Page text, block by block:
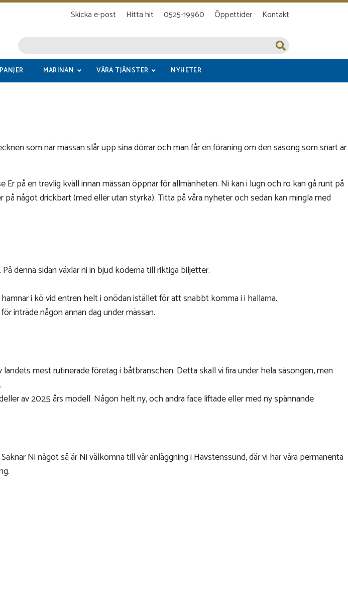
Skicka e-post Hitta hit 0525-19960 Öppettider Kontakt
MARINAN VÅRA TJÄNSTER NYHETER
som när mässan slår upp sina dörrar och man får en föraning om den säsong som snart är
på en trevlig kväll innan mässan öppnar för allmänheten. Ni kan i lugn och ro kan gå runt på
något drickbart (med eller utan styrka). Titta på våra nyheter och sedan kan mingla med
denna sidan växlar ni in bjud koderna till riktiga biljetter.
i kö vid entren helt i onödan istället för att snabbt komma i i hallarna.
inträde någon annan dag under mässan.
mest rutinerade företag i båtbranschen. Detta skall vi fira under hela säsongen, men
av 2025 års modell. Någon helt ny, och andra face liftade eller med ny spännande
Ni något så är Ni välkomna till vår anläggning i Havstenssund, där vi har våra permanenta